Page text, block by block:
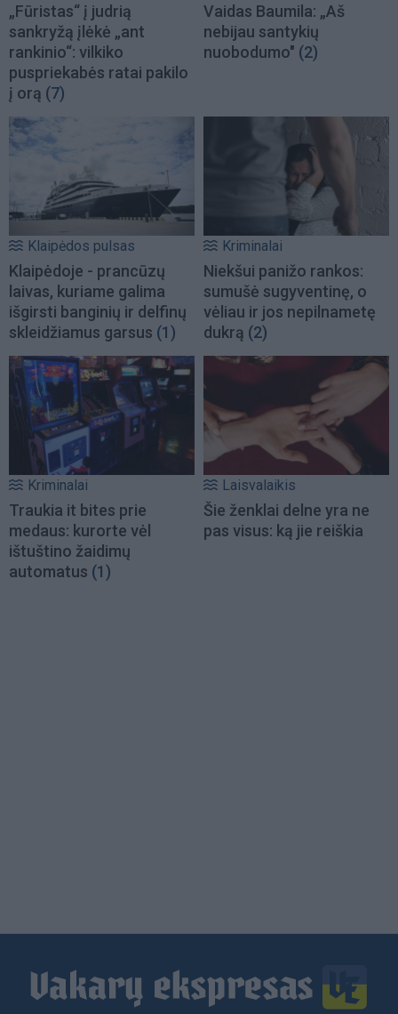
„Fūristas“ į judrią
sankryžą įlėkė „ant
rankinio“: vilkiko
puspriekabės ratai pakilo
į orą (7)
Vaidas Baumila: „Aš
nebijau santykių
nuobodumo" (2)
Klaipėdos pulsas
Klaipėdoje - prancūzų
laivas, kuriame galima
išgirsti banginių ir delfinų
skleidžiamus garsus (1)
Kriminalai
Niekšui panižo rankos:
sumušė sugyventinę, o
vėliau ir jos nepilnametę
dukrą (2)
Kriminalai
Traukia it bites prie
medaus: kurorte vėl
ištuštino žaidimų
automatus (1)
Laisvalaikis
Šie ženklai delne yra ne
pas visus: ką jie reiškia